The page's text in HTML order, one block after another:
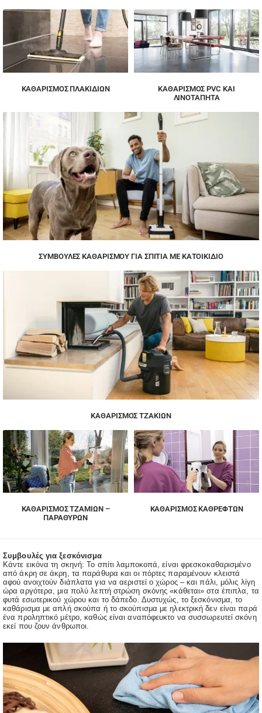
ΚΑΘΑΡΙΣΜΌΣ ΠΛΑΚΙΔΊΩΝ
ΚΑΘΑΡΙΣΜΌΣ PVC ΚΑΙ
ΛΙΝΟΤΆΠΗΤΑ
ΣΥΜΒΟΥΛΈΣ ΚΑΘΑΡΙΣΜΟΎ ΓΙΑ ΣΠΊΤΙΑ ΜΕ ΚΑΤΟΙΚΊΔΙΟ
ΚΑΘΑΡΙΣΜΌΣ ΤΖΑΚΙΏΝ
ΚΑΘΑΡΙΣΜΌΣ ΤΖΑΜΙΏΝ –
ΠΑΡΑΘΎΡΩΝ
ΚΑΘΑΡΙΣΜΌΣ ΚΑΘΡΕΦΤΏΝ
Συμβουλές για ξεσκόνισμα
Κάντε εικόνα τη σκηνή: Το σπίτι λαμποκοπά, είναι φρεσκοκαθαρισμένο
από άκρη σε άκρη, τα παράθυρα και οι πόρτες παραμένουν κλειστά
αφού ανοιχτούν διάπλατα για να αεριστεί ο χώρος – και πάλι, μόλις λίγη
ώρα αργότερα, μια πολύ λεπτή στρώση σκόνης «κάθεται» στα έπιπλα, τα
φυτά εσωτερικού χώρου και το δάπεδο. Δυστυχώς, το ξεσκόνισμα, το
καθάρισμα με απλή σκούπα ή το σκούπισμα με ηλεκτρική δεν είναι παρά
ένα προληπτικό μέτρο, καθώς είναι αναπόφευκτο να συσσωρευτεί σκόνη
εκεί που ζουν άνθρωποι.